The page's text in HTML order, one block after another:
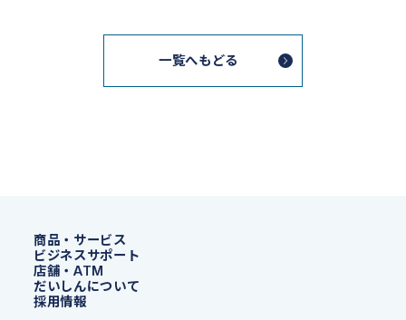
一覧へもどる
商品・サービス
ビジネスサポート
店舗・ATM
だいしんについて
採用情報